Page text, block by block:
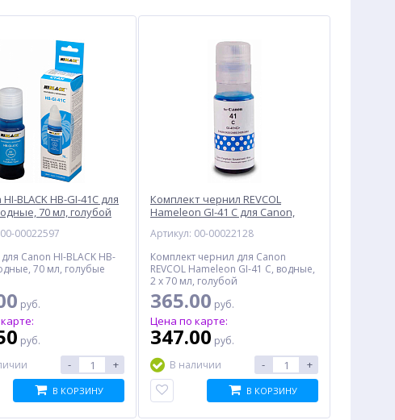
BLACK HB-GI-41C для
70 мл, голубой
00022597
Canon HI-BLACK HB-
70 мл, голубые
руб.
руб.
- +
В КОРЗИНУ
Комплект чернил REVCOL
Hameleon GI-41 C для Canon,
Артикул: 00-00022128
Комплект чернил для Canon
REVCOL Hameleon GI-41 C, водные,
2 x 70 мл, голубой
365.00 руб.
Цена по карте:
347.00 руб.
В наличии
- +
В КОРЗИНУ